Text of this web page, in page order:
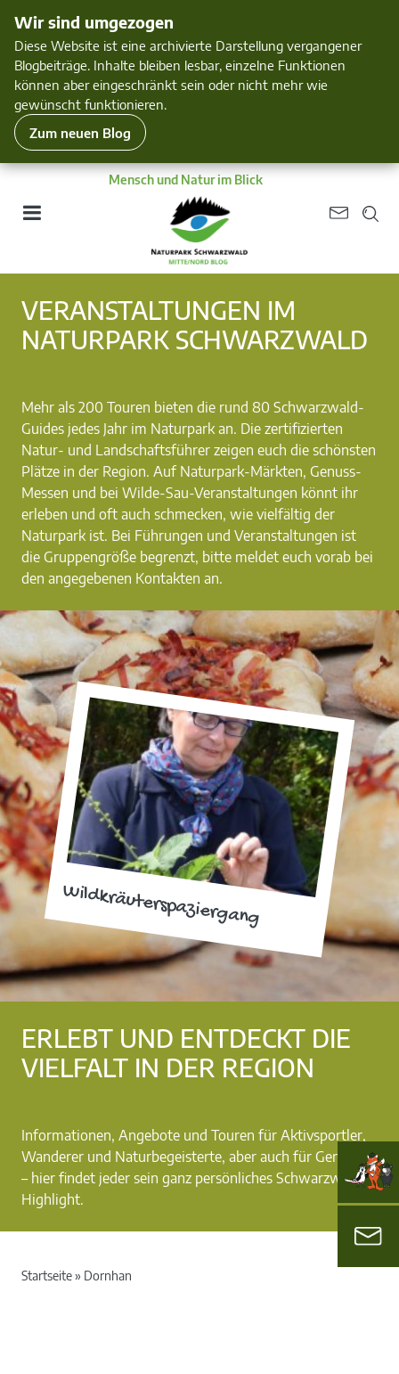
Wir sind umgezogen
Diese Website ist eine archivierte Darstellung vergangener
Blogbeiträge. Inhalte bleiben lesbar, einzelne Funktionen
können aber eingeschränkt sein oder nicht mehr wie
gewünscht funktionieren.
Zum neuen Blog
Mensch und Natur im Blick
Wildkräuterspaziergang
VERANSTALTUNGEN IM
NATURPARK SCHWARZWALD
Mehr als 200 Touren bieten die rund 80 Schwarzwald-
Guides jedes Jahr im Naturpark an. Die zertifizierten
Natur- und Landschaftsführer zeigen euch die schönsten
Plätze in der Region. Auf Naturpark-Märkten, Genuss-
Messen und bei Wilde-Sau-Veranstaltungen könnt ihr
erleben und oft auch schmecken, wie vielfältig der
Naturpark ist. Bei Führungen und Veranstaltungen ist
die Gruppengröße begrenzt, bitte meldet euch vorab bei
den angegebenen Kontakten an.
ERLEBT UND ENTDECKT DIE
VIELFALT IN DER REGION
Informationen, Angebote und Touren für Aktivsportler,
Wanderer und Naturbegeisterte, aber auch für Genießer
– hier findet jeder sein ganz persönliches Schwarzwald-
Highlight.
Startseite» Dornhan